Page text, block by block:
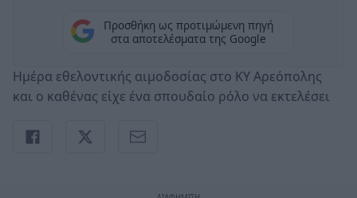
Προσθήκη ως προτιμώμενη πηγή
στα αποτελέσματα της Google
Ημέρα εθελοντικής αιμοδοσίας στο ΚΥ Αρεόπολης
και ο καθένας είχε ένα σπουδαίο ρόλο να εκτελέσει